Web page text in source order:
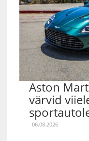
Aston
värvid
06.08.2026